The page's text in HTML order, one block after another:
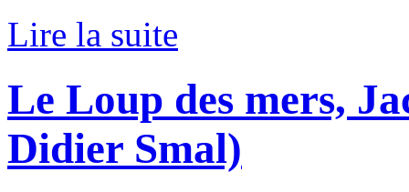
Lire la suite
Le Loup des mers,
Didier Smal)